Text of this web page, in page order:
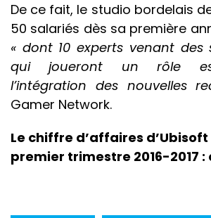
De ce fait, le studio bordelais
50 salariés dès sa première
« dont 10 experts venant des
qui joueront un rôle
l’intégration des nouvelles
Gamer Network.
Le chiffre d’affaires
premier trimestre 2016-2017 :